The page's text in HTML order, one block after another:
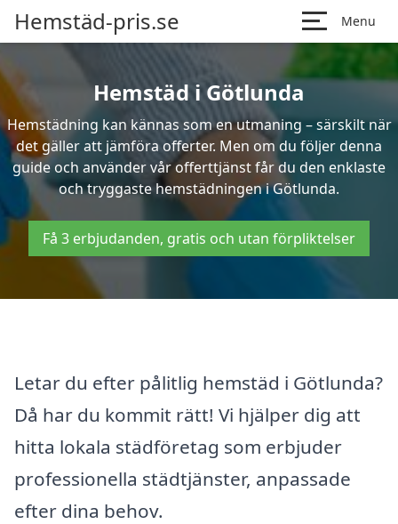
Hemstäd-pris.se Menu
Hemstäd i Götlunda
Hemstädning kan kännas som en utmaning – särskilt när
det gäller att jämföra offerter. Men om du följer denna
guide och använder vår offerttjänst får du den enklaste
och tryggaste hemstädningen i Götlunda.
Få 3 erbjudanden, gratis och utan förpliktelser
Letar du efter pålitlig hemstäd i Götlunda?
Då har du kommit rätt! Vi hjälper dig att
hitta lokala städföretag som erbjuder
professionella städtjänster, anpassade
efter dina behov.